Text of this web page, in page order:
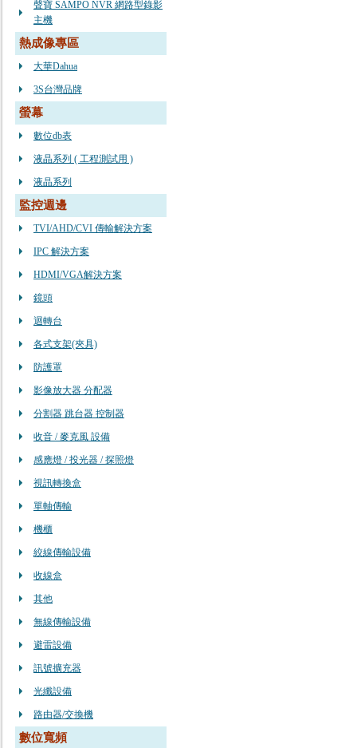
聲寶 SAMPO NVR 網路型錄影
主機
熱成像專區
大華Dahua
3S台灣品牌
螢幕
數位db表
液晶系列 ( 工程測試用 )
液晶系列
監控週邊
TVI/AHD/CVI 傳輸解決方案
IPC 解決方案
HDMI/VGA解決方案
鏡頭
迴轉台
各式支架(夾具)
防護罩
影像放大器 分配器
分割器 跳台器 控制器
收音 / 麥克風 設備
感應燈 / 投光器 / 探照燈
視訊轉換盒
單軸傳輸
機櫃
絞線傳輸設備
收線盒
其他
無線傳輸設備
避雷設備
訊號擴充器
光纖設備
路由器/交換機
數位寬頻